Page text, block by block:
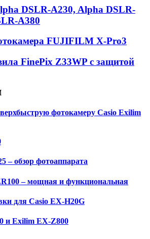
DSLR-A230, Alpha DSLR-
A380
FUJIFILM X-Pro3
FinePix Z33WP с защитой
фотокамеру Casio Exilim
– обзор фотоаппарата
– мощная и функциональная
для Casio EX-H20G
и Exilim EX-Z800